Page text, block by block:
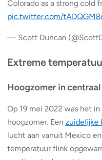
Colorado as a strong cold
pic.twitter.com/
— Scott Duncan
Extreme
Hoogzomer in
Op 19 mei 2022 was het
hoogzomer. Een zuidelijke
lucht aan vanuit Mexico
temperatuur flink